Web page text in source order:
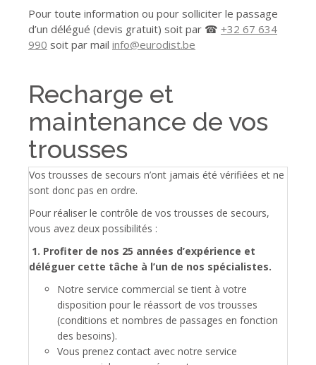
Pour toute information ou pour solliciter le passage
d’un délégué (devis gratuit) soit par ☎ +32 67 634
990 soit par mail info@eurodist.be
Recharge et
maintenance de vos
trousses
Vos trousses de secours n’ont jamais été vérifiées et ne
sont donc pas en ordre.
Pour réaliser le contrôle de vos trousses de secours,
vous avez deux possibilités :
1. Profiter de nos 25 années d’expérience et
déléguer cette tâche à l’un de nos spécialistes.
Notre service commercial se tient à votre
disposition pour le réassort de vos trousses
(conditions et nombres de passages en fonction
des besoins).
Vous prenez contact avec notre service